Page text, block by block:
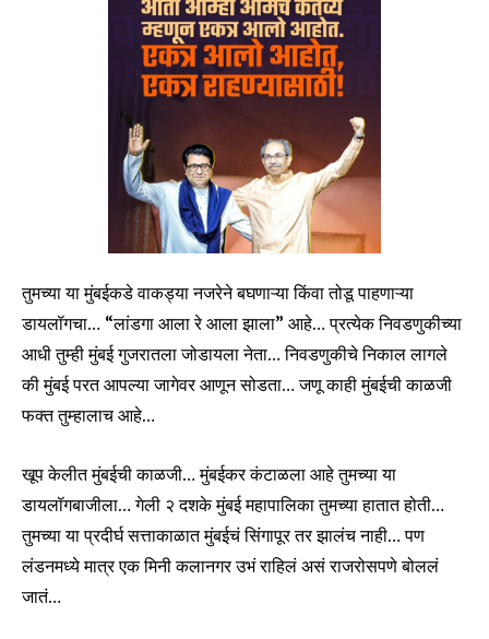
तुमच्या या मुंबईकडे वाकड्या नजरेने बघणाऱ्या किंवा तोडू पाहणाऱ्या
डायलॉगचा… “लांडगा आला रे आला झाला” आहे… प्रत्येक निवडणुकीच्या
आधी तुम्ही मुंबई गुजरातला जोडायला नेता… निवडणुकीचे निकाल लागले
की मुंबई परत आपल्या जागेवर आणून सोडता… जणू काही मुंबईची काळजी
फक्त तुम्हालाच आहे…
खूप केलीत मुंबईची काळजी… मुंबईकर कंटाळला आहे तुमच्या या
डायलॉगबाजीला… गेली २ दशके मुंबई महापालिका तुमच्या हातात होती…
तुमच्या या प्रदीर्घ सत्ताकाळात मुंबईचं सिंगापूर तर झालंच नाही… पण
लंडनमध्ये मात्र एक मिनी कलानगर उभं राहिलं असं राजरोसपणे बोललं
जातं…